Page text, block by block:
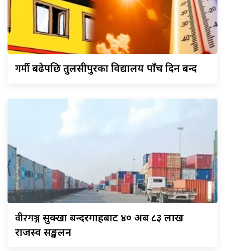
गर्मीबढेपछि तुलसीपुरका विद्यालय पाँच दिन बन्द
वीरगञ्जसुक्खा बन्दरगाहबाट ४० अर्ब ८३ लाख
राजस्व सङ्कलन